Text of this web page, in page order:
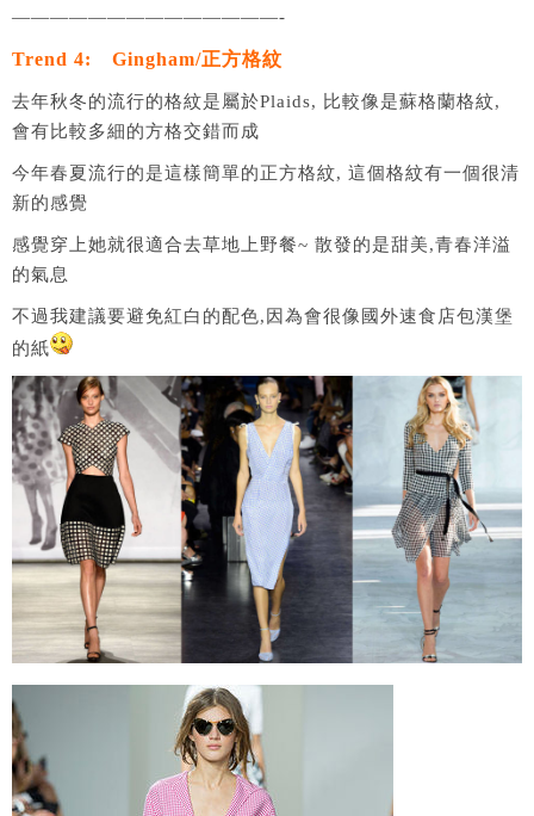
——————————————-
Trend 4: Gingham/正方格紋
去年秋冬的流行的格紋是屬於Plaids, 比較像是蘇格蘭格紋,
會有比較多細的方格交錯而成
今年春夏流行的是這樣簡單的正方格紋, 這個格紋有一個很清
新的感覺
感覺穿上她就很適合去草地上野餐~ 散發的是甜美,青春洋溢
的氣息
不過我建議要避免紅白的配色,因為會很像國外速食店包漢堡
的紙